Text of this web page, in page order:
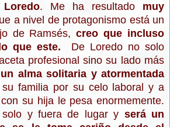
. Me ha resultado muy
a nivel de protagonismo está un
de Ramsés,creo que incluso
que este. De Loredo no solo
profesional sino su lado más
alma solitaria y atormentada
familia por su celo laboral y a
su hija le pesa enormemente.
solo y fuera de lugar y será un